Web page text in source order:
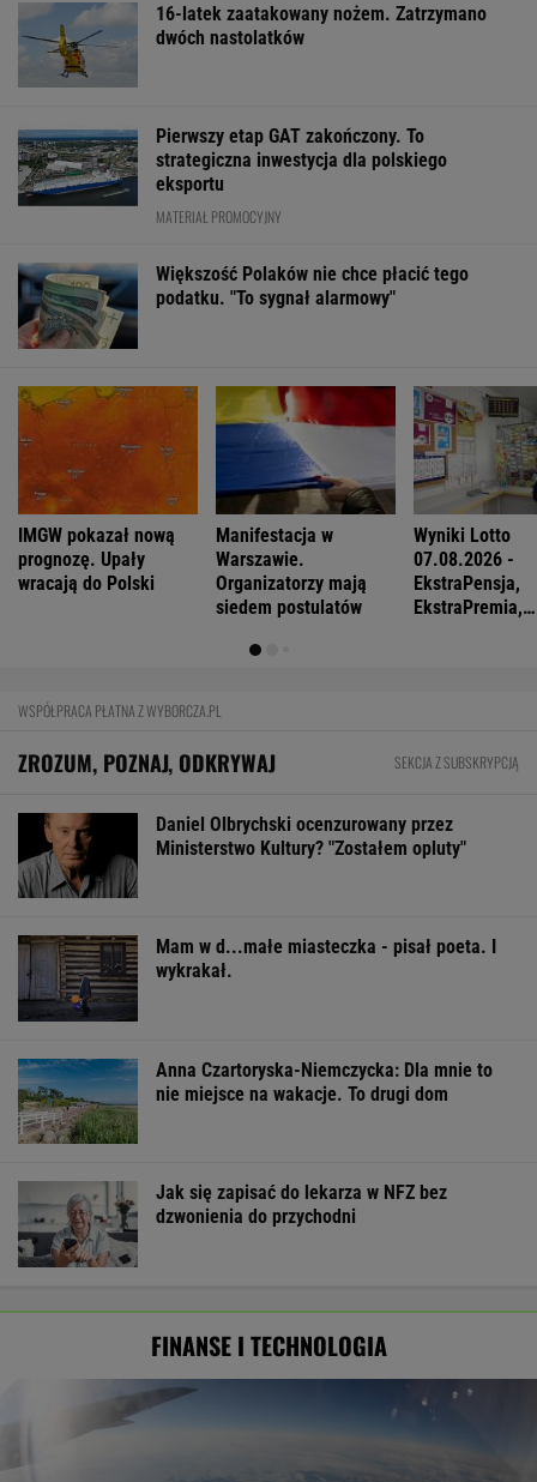
16-latek zaatakowany nożem. Zatrzymano
dwóch nastolatków
Pierwszy etap GAT zakończony. To
strategiczna inwestycja dla polskiego
eksportu
MATERIAŁ PROMOCYJNY
Większość Polaków nie chce płacić tego
podatku. "To sygnał alarmowy"
IMGW pokazał nową
prognozę. Upały
wracają do Polski
Manifestacja w
Warszawie.
Organizatorzy mają
siedem postulatów
Wyniki Lotto
07.08.2026 -
EkstraPensja,
EkstraPremia,
WSPÓŁPRACA PŁATNA Z WYBORCZA.PL
ZROZUM, POZNAJ, ODKRYWAJ SEKCJA Z SUBSKRYPCJĄ
Daniel Olbrychski ocenzurowany przez
Ministerstwo Kultury? "Zostałem opluty"
Mam w d...małe miasteczka - pisał poeta. I
wykrakał.
Anna Czartoryska-Niemczycka: Dla mnie to
nie miejsce na wakacje. To drugi dom
Jak się zapisać do lekarza w NFZ bez
dzwonienia do przychodni
FINANSE I TECHNOLOGIA